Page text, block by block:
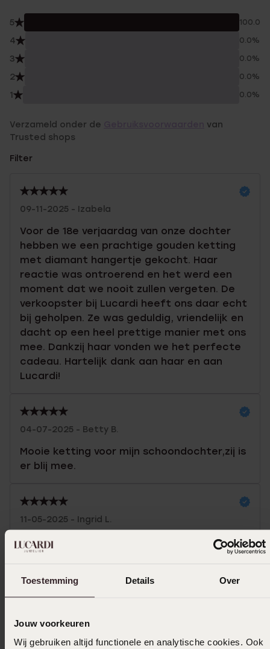
Toestemming Details Over
Jouw voorkeuren
Wij gebruiken altijd functionele en analytische cookies. Ook
5 100.0%
4 0.0%
3 0.0%
2 0.0%
1 0.0%
Verzameld onder de
van
Trusted shops
Filter
09-11-2025 - Izabela
Voor de 18e verjaardag van onze dochter
hebben we een prachtige gouden ketting
met diamant hangertje gekocht. Haar
reactie was ontroerend en het werd een
moment dat we nooit zullen vergeten. De
verkoopster bij Lucardi heeft ons daar echt
bij geholpen. Ze was geduldig, vriendelijk en
dacht op een heel prettige manier met ons
mee. Dankzij haar vonden we het perfecte
cadeau. Hartelijk dank aan haar en aan
Lucardi!
04-07-2025 - Betty B.
Mooie ketting voor mijn schoondochter,zij is
er blij mee.
11-05-2025 - Ingrid L.
Mooi sieraad en ook fijn geholpen in de
winkel.
Toon meer